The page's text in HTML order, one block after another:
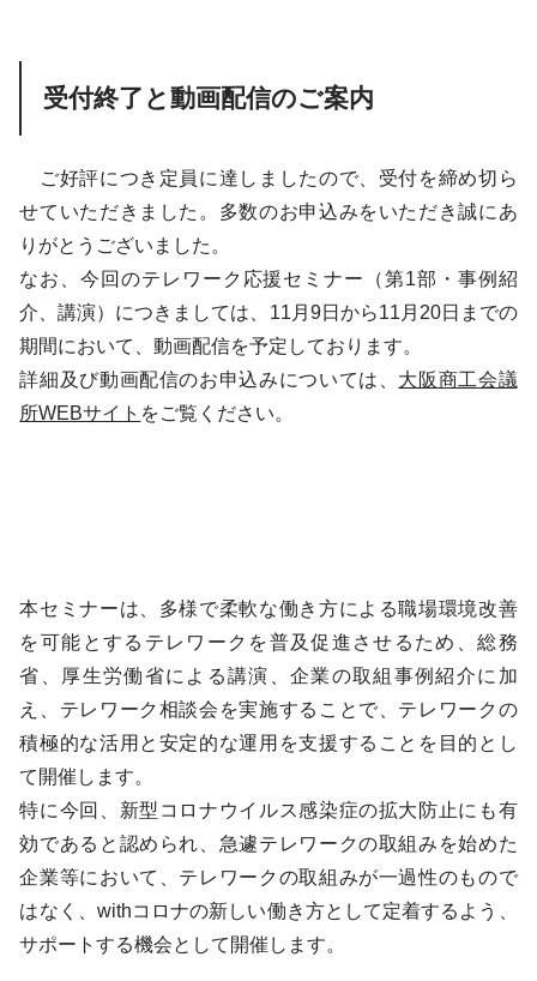
受付終了と動画配信のご案内
ご好評につき定員に達しましたので、受付を締め切ら
せていただきました。多数のお申込みをいただき誠にあ
りがとうございました。
なお、今回のテレワーク応援セミナー（第1部・事例紹
介、講演）につきましては、11月9日から11月20日までの
期間において、動画配信を予定しております。
詳細及び動画配信のお申込みについては、 大阪商工会議
所WEBサイト をご覧ください。
本セミナーは、多様で柔軟な働き方による職場環境改善
を可能とするテレワークを普及促進させるため、総務
省、厚生労働省による講演、企業の取組事例紹介に加
え、テレワーク相談会を実施することで、テレワークの
積極的な活用と安定的な運用を支援することを目的とし
て開催します。
特に今回、新型コロナウイルス感染症の拡大防止にも有
効であると認められ、急遽テレワークの取組みを始めた
企業等において、テレワークの取組みが一過性のもので
はなく、withコロナの新しい働き方として定着するよう、
サポートする機会として開催します。